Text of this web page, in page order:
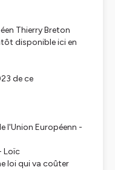
Thierry Breton
disponible ici en
de ce
l'Union Européenn -
Loïc
loi qui va coûter